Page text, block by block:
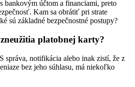
bankovým účtom a financiami, preto
Kam sa obrátiť pri strate
sú základné bezpečnostné postupy?
platobnej karty?
správa, notifikácia alebo inak zistí, že z
bez jeho súhlasu, má niekoľko